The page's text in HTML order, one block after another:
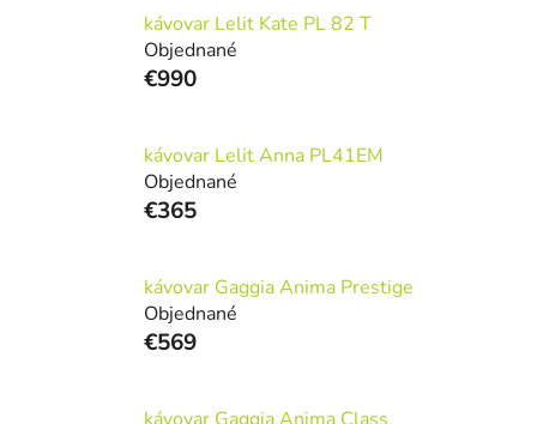
kávovar Lelit Kate PL 82 T
Objednané
€990
kávovar Lelit Anna PL41EM
Objednané
€365
kávovar Gaggia Anima Prestige
Objednané
€569
kávovar Gaggia Anima Class